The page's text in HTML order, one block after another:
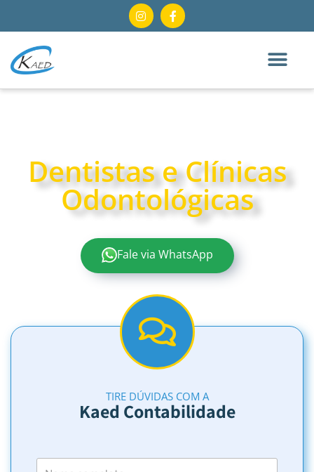
Dentistas e Clínicas
Odontológicas
Fale via WhatsApp
TIRE DÚVIDAS COM A
Kaed Contabilidade